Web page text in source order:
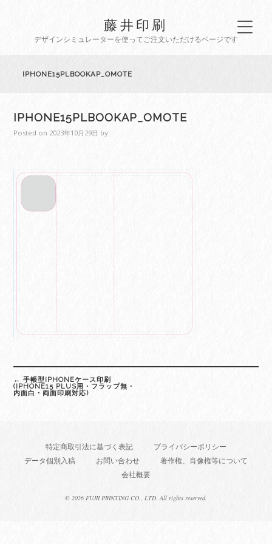
藤井印刷
デザインシミュレーターを使ってご注文いただけるページです
IPHONE15PLBOOKAP_OMOTE
IPHONE15PLBOOKAP_OMOTE
Posted on 2023年10月29日 by
navigation
← 手帳型IPHONEケース印刷
(IPHONE15 PLUS用・フラップ無・
内面白・両面印刷対応)
特定商取引法に基づく表記
プライバシーポリシー
データ個別入稿
お問い合わせ
著作権、肖像権等について
会社概要
© 2026 FUJII PRINTING CO., LTD. All rights reserved.